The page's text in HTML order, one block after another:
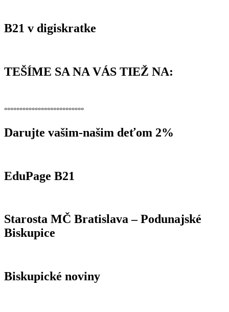
B21 v digiskratke
TEŠÍME SA NA VÁS TIEŽ NA:
°°°°°°°°°°°°°°°°°°°°°°°°°°
Darujte vašim-našim deťom 2%
EduPage B21
Starosta MČ Bratislava – Podunajské
Biskupice
Biskupické noviny